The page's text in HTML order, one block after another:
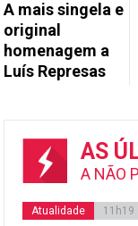
A mais singela e
original
homenagem a
Luís Represas
AS
A NÃO
Atualidade 11h19